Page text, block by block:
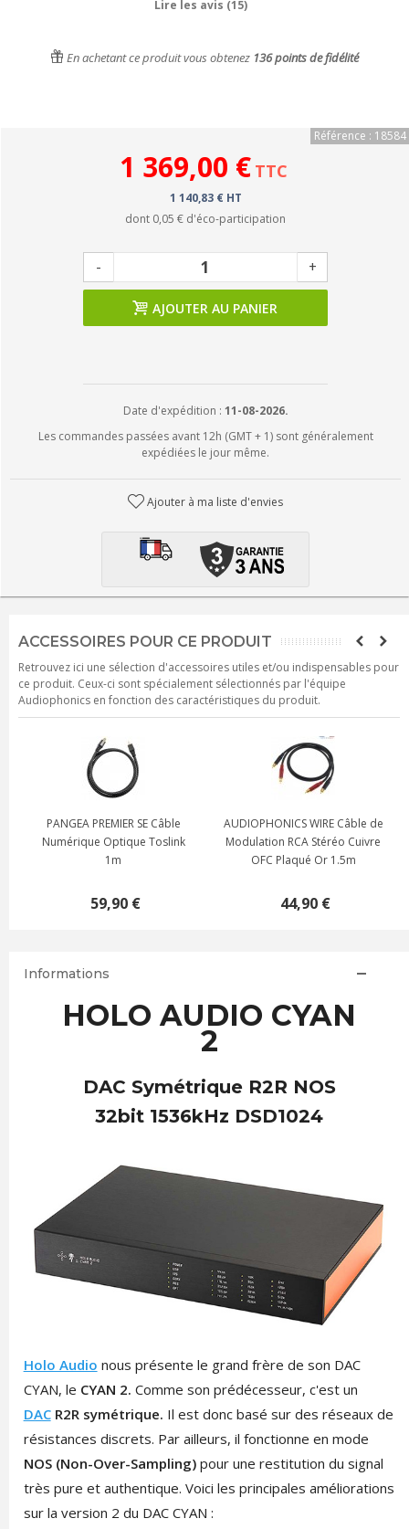
Lire les avis (15)
En achetant ce produit vous obtenez 136points de fidélité
Référence : 18584
1 369,00 € TTC
1 140,83 € HT
dont 0,05 € d'éco-participation
- +
AJOUTER AU PANIER
Date d'expédition : 11-08-2026.
Les commandes passées avant 12h (GMT + 1) sont généralement
expédiées le jour même.
Ajouter à ma liste d'envies
ACCESSOIRES POUR CE PRODUIT
Retrouvez ici une sélection d'accessoires utiles et/ou indispensables pour
ce produit. Ceux-ci sont spécialement sélectionnés par l'équipe
Audiophonics en fonction des caractéristiques du produit.
PANGEA PREMIER SE Câble
Numérique Optique Toslink
1m
59,90 €
AUDIOPHONICS WIRE Câble de
Modulation RCA Stéréo Cuivre
OFC Plaqué Or 1.5m
44,90 €
Informations
HOLO AUDIO CYAN
2
DAC Symétrique R2R NOS
32bit 1536kHz DSD1024
Holo Audio nous présente le grand frère de son DAC
CYAN, le CYAN 2. Comme son prédécesseur, c'est un
DACR2R symétrique. Il est donc basé sur des réseaux de
résistances discrets. Par ailleurs, il fonctionne en mode
NOS (Non-Over-Sampling)pour une restitution du signal
très pure et authentique. Voici les principales améliorations
sur la version 2 du DAC CYAN :